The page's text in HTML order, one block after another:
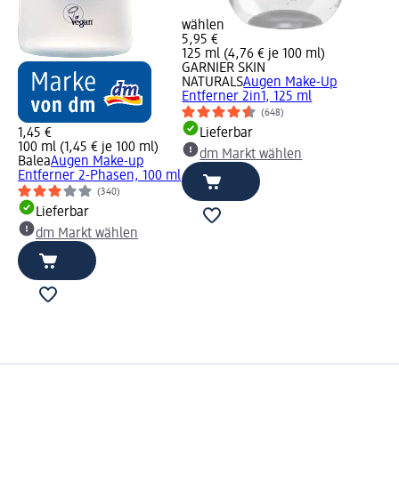
1,45 €
100 ml (1,45 € je 100 ml)
BaleaAugen Make-up
Entferner 2-Phasen, 100 ml
(340)
Lieferbar
dm Markt wählen
wählen
5,95 €
125 ml (4,76 € je 100 ml)
GARNIER SKIN
NATURALSAugen Make-Up
Entferner 2in1, 125 ml
(648)
Lieferbar
dm Markt wählen